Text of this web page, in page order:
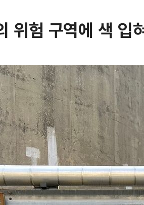
위험 구역에 색 입